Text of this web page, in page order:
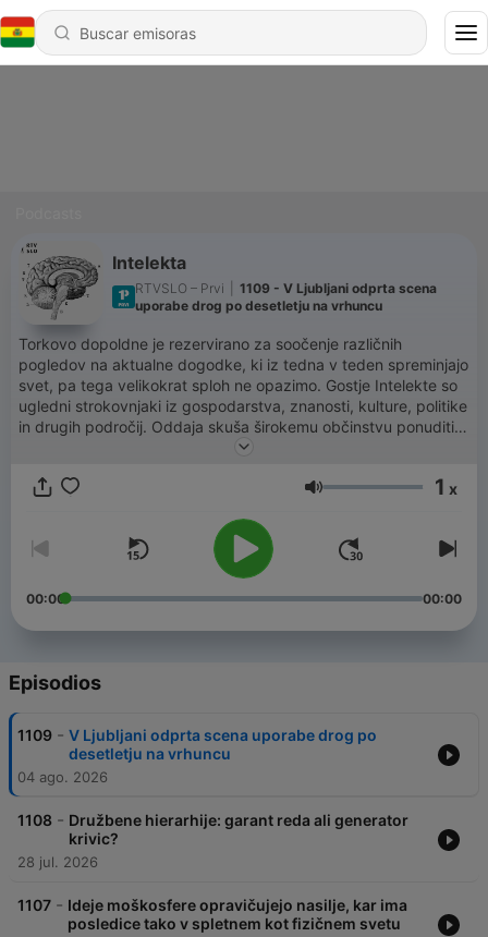
Intelekta
RTVSLO – Prvi
1109 - V Ljubljani odprta scena
uporabe drog po desetletju na vrhuncu
Torkovo dopoldne je rezervirano za soočenje različnih
pogledov na aktualne dogodke, ki iz tedna v teden spreminjajo
svet, pa tega velikokrat sploh ne opazimo. Gostje Intelekte so
ugledni strokovnjaki iz gospodarstva, znanosti, kulture, politike
in drugih področij. Oddaja skuša širokemu občinstvu ponuditi
kritično mnenje o ključnih dejavnikih globalnega in lokalnega
Volumen 1 x
00:00 00:00
Episodios
1109 - V Ljubljani odprta scena uporabe drog po
desetletju na vrhuncu
04 ago. 2026
1108 - Družbene hierarhije: garant reda ali generator
krivic?
28 jul. 2026
1107 - Ideje moškosfere opravičujejo nasilje, kar ima
posledice tako v spletnem kot fizičnem svetu